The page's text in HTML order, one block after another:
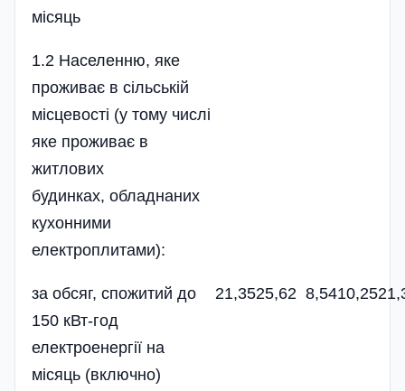
місяць
1.2 Населенню, яке
проживає в сільській
місцевості (у тому числі
яке проживає в
житлових
будинках, обладнаних
кухонними
електроплитами):
за обсяг, спожитий до
150 кВт-год
електроенергії на
місяць (включно)
21,3525,62 8,5410,25